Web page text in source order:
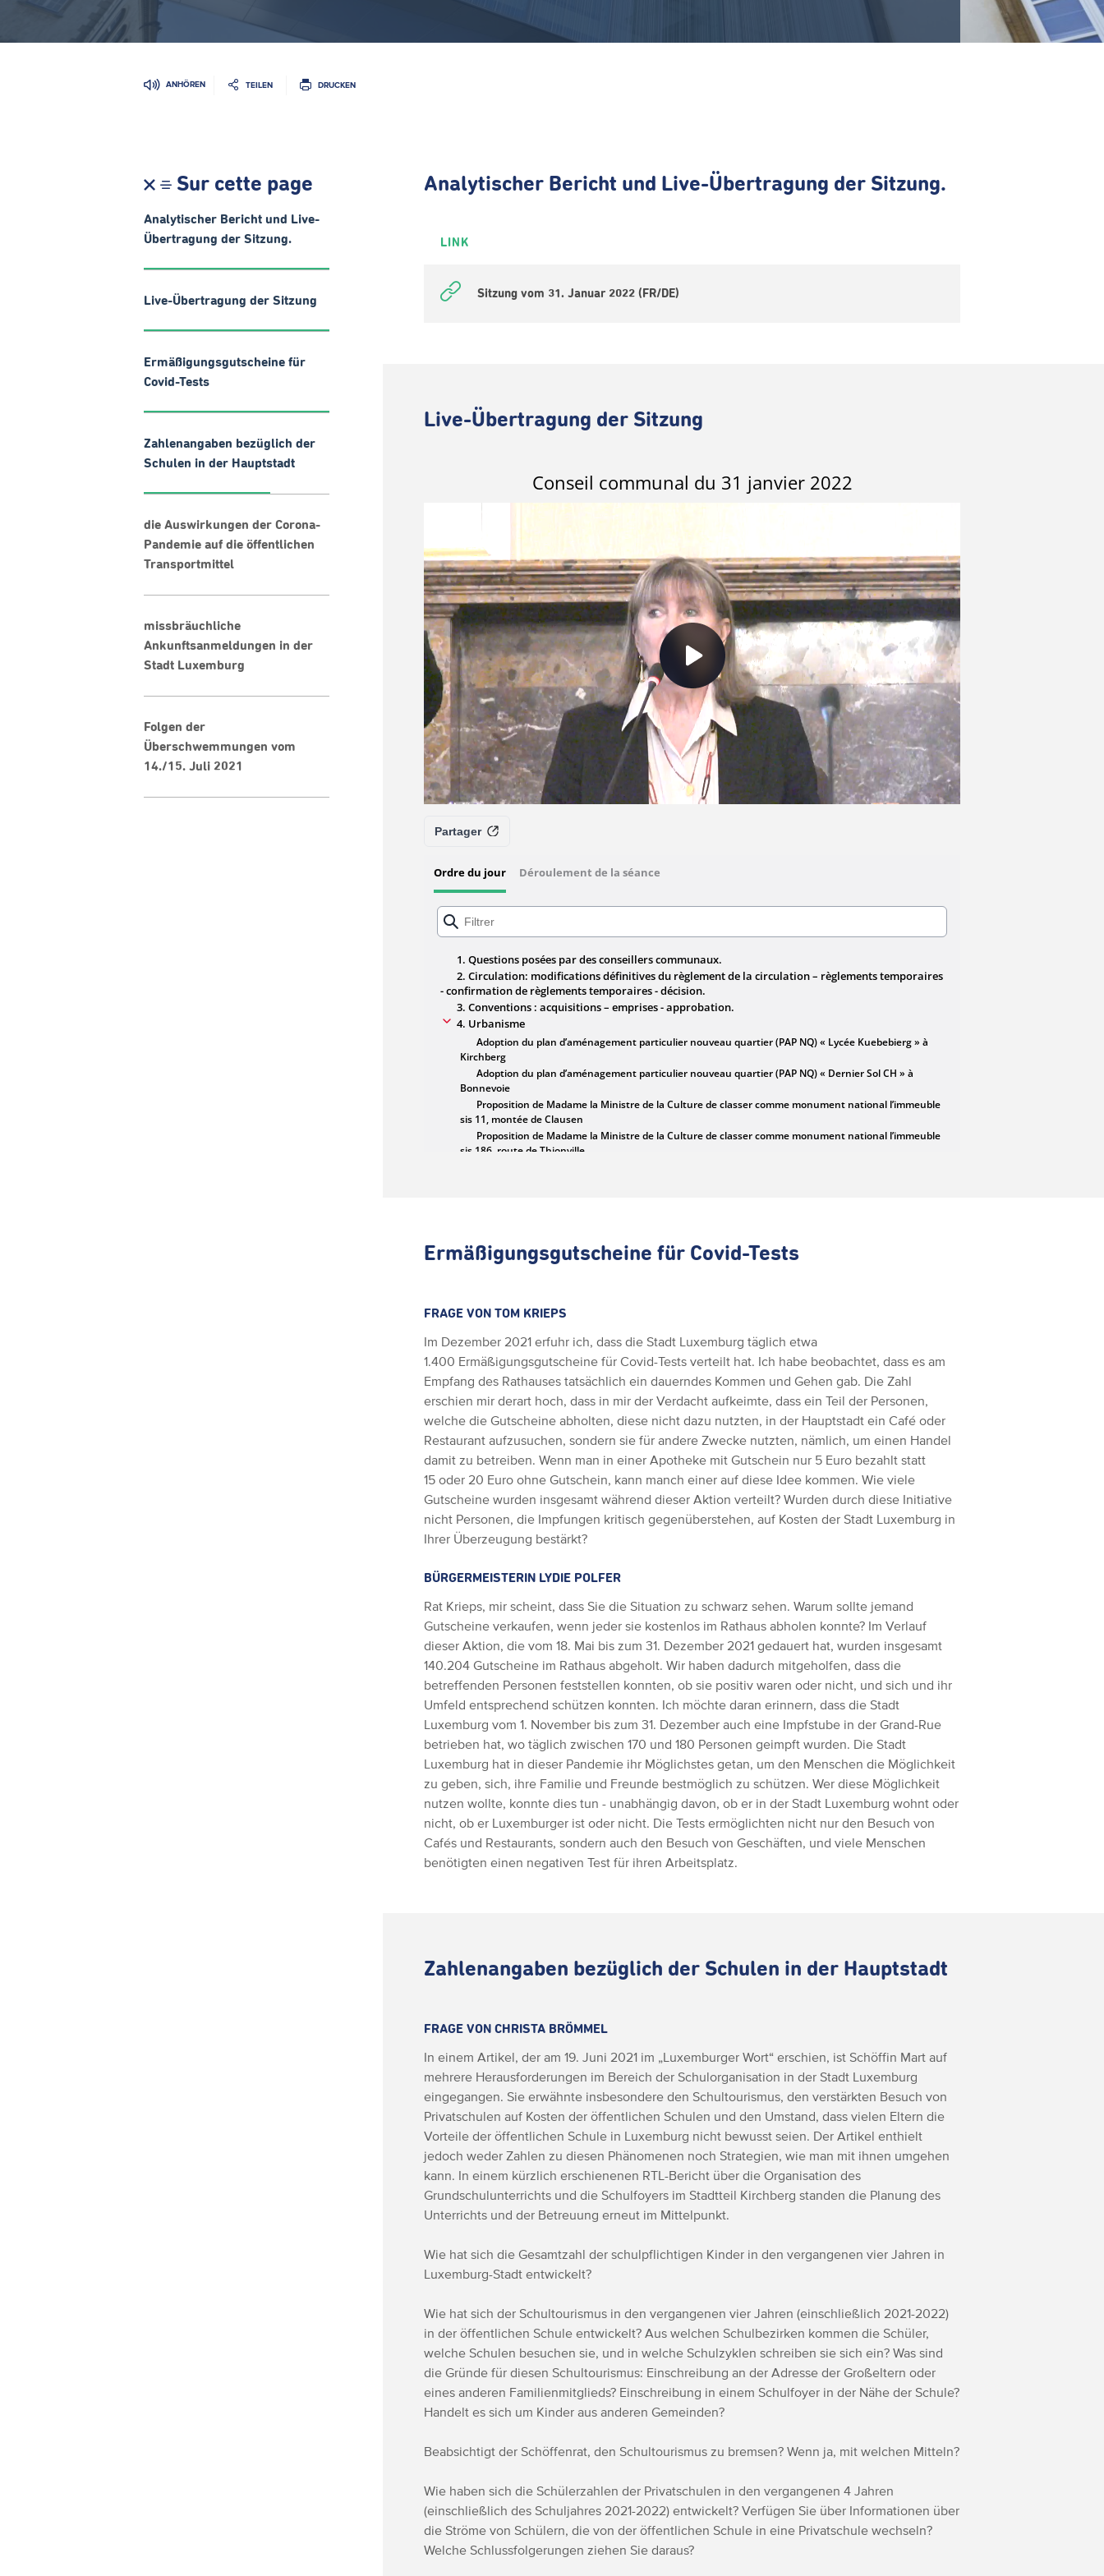
ANHÖREN TEILEN DRUCKEN
Sur cette page
Analytischer Bericht und Live-
Übertragung der Sitzung.
Live-Übertragung der Sitzung
Ermäßigungsgutscheine für
Covid-Tests
Zahlenangaben bezüglich der
Schulen in der Hauptstadt
die Auswirkungen der Corona-
Pandemie auf die öffentlichen
Transportmittel
missbräuchliche
Ankunftsanmeldungen in der
Stadt Luxemburg
Folgen der
Überschwemmungen vom
14./15. Juli 2021
Analytischer Bericht und Live-Übertragung der Sitzung.
LINK
Sitzung vom 31. Januar 2022 (FR/DE)
Live-Übertragung der Sitzung
Ermäßigungsgutscheine für Covid-Tests
FRAGE VON TOM KRIEPS
Im Dezember 2021 erfuhr ich, dass die Stadt Luxemburg täglich etwa
1.400 Ermäßigungsgutscheine für Covid-Tests verteilt hat. Ich habe beobachtet, dass es am
Empfang des Rathauses tatsächlich ein dauerndes Kommen und Gehen gab. Die Zahl
erschien mir derart hoch, dass in mir der Verdacht aufkeimte, dass ein Teil der Personen,
welche die Gutscheine abholten, diese nicht dazu nutzten, in der Hauptstadt ein Café oder
Restaurant aufzusuchen, sondern sie für andere Zwecke nutzten, nämlich, um einen Handel
damit zu betreiben. Wenn man in einer Apotheke mit Gutschein nur 5 Euro bezahlt statt
15 oder 20 Euro ohne Gutschein, kann manch einer auf diese Idee kommen. Wie viele
Gutscheine wurden insgesamt während dieser Aktion verteilt? Wurden durch diese Initiative
nicht Personen, die Impfungen kritisch gegenüberstehen, auf Kosten der Stadt Luxemburg in
Ihrer Überzeugung bestärkt?
BÜRGERMEISTERIN LYDIE POLFER
Rat Krieps, mir scheint, dass Sie die Situation zu schwarz sehen. Warum sollte jemand
Gutscheine verkaufen, wenn jeder sie kostenlos im Rathaus abholen konnte? Im Verlauf
dieser Aktion, die vom 18. Mai bis zum 31. Dezember 2021 gedauert hat, wurden insgesamt
140.204 Gutscheine im Rathaus abgeholt. Wir haben dadurch mitgeholfen, dass die
betreffenden Personen feststellen konnten, ob sie positiv waren oder nicht, und sich und ihr
Umfeld entsprechend schützen konnten. Ich möchte daran erinnern, dass die Stadt
Luxemburg vom 1. November bis zum 31. Dezember auch eine Impfstube in der Grand-Rue
betrieben hat, wo täglich zwischen 170 und 180 Personen geimpft wurden. Die Stadt
Luxemburg hat in dieser Pandemie ihr Möglichstes getan, um den Menschen die Möglichkeit
zu geben, sich, ihre Familie und Freunde bestmöglich zu schützen. Wer diese Möglichkeit
nutzen wollte, konnte dies tun - unabhängig davon, ob er in der Stadt Luxemburg wohnt oder
nicht, ob er Luxemburger ist oder nicht. Die Tests ermöglichten nicht nur den Besuch von
Cafés und Restaurants, sondern auch den Besuch von Geschäften, und viele Menschen
benötigten einen negativen Test für ihren Arbeitsplatz.
Zahlenangaben bezüglich der Schulen in der Hauptstadt
FRAGE VON CHRISTA BRÖMMEL
In einem Artikel, der am 19. Juni 2021 im „Luxemburger Wort“ erschien, ist Schöffin Mart auf
mehrere Herausforderungen im Bereich der Schulorganisation in der Stadt Luxemburg
eingegangen. Sie erwähnte insbesondere den Schultourismus, den verstärkten Besuch von
Privatschulen auf Kosten der öffentlichen Schulen und den Umstand, dass vielen Eltern die
Vorteile der öffentlichen Schule in Luxemburg nicht bewusst seien. Der Artikel enthielt
jedoch weder Zahlen zu diesen Phänomenen noch Strategien, wie man mit ihnen umgehen
kann. In einem kürzlich erschienenen RTL-Bericht über die Organisation des
Grundschulunterrichts und die Schulfoyers im Stadtteil Kirchberg standen die Planung des
Unterrichts und der Betreuung erneut im Mittelpunkt.
Wie hat sich die Gesamtzahl der schulpflichtigen Kinder in den vergangenen vier Jahren in
Luxemburg-Stadt entwickelt?
Wie hat sich der Schultourismus in den vergangenen vier Jahren (einschließlich 2021-2022)
in der öffentlichen Schule entwickelt? Aus welchen Schulbezirken kommen die Schüler,
welche Schulen besuchen sie, und in welche Schulzyklen schreiben sie sich ein? Was sind
die Gründe für diesen Schultourismus: Einschreibung an der Adresse der Großeltern oder
eines anderen Familienmitglieds? Einschreibung in einem Schulfoyer in der Nähe der Schule?
Handelt es sich um Kinder aus anderen Gemeinden?
Beabsichtigt der Schöffenrat, den Schultourismus zu bremsen? Wenn ja, mit welchen Mitteln?
Wie haben sich die Schülerzahlen der Privatschulen in den vergangenen 4 Jahren
(einschließlich des Schuljahres 2021-2022) entwickelt? Verfügen Sie über Informationen über
die Ströme von Schülern, die von der öffentlichen Schule in eine Privatschule wechseln?
Welche Schlussfolgerungen ziehen Sie daraus?